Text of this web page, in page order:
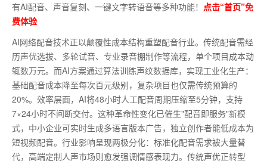
有AI配音、声音复刻、一键文字转语音等多种功能！ 点击“首页”免
费体验
AI网络配音技术正以颠覆性成本结构重塑配音行业。传统配音需经
历声优选拔、多轮试音、专业录音棚制作等流程，单个项目成本动
辄数万元。而AI方案通过算法训练声纹数据库，实现工业化生产：
基础配音成本降至每次百元级别，复杂项目也仅需传统预算的
20%。效率层面，AI将48小时人工配音周期压缩至5分钟，支持
7×24小时不间断交付。这种革命性变化已催生"配音即服务"新模
式，中小企业可实时生成多语言版本广告，独立创作者能低成本为
短视频配音。行业影响呈现两极分化：标准化配音需求被大量替
代，高端定制人声市场则愈发强调情感表现力。传统声优正转型